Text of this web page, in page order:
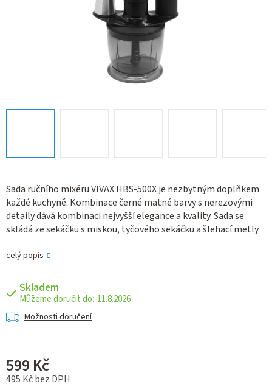
Sada ručního mixéru VIVAX HBS-500X je nezbytným doplňkem
každé kuchyně. Kombinace černé matné barvy s nerezovými
detaily dává kombinaci nejvyšší elegance a kvality. Sada se
skládá ze sekáčku s miskou, tyčového sekáčku a šlehací metly.
celý popis
Skladem
11.8.2026
Možnosti doručení
599 Kč
495 Kč bez DPH